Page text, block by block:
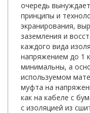
очередь
принципы и
экранирования,
заземления и
каждого вида
напряжением до 1
минимальны, а
используемом
муфта на
как на кабеле с
с изоляцией из